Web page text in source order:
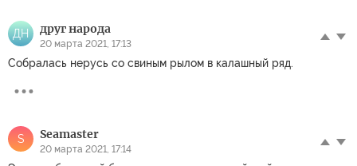
ДН друг народа
20 марта 2021, 17:13
Собралась нерусь со свиным рылом в калашный ряд.
S Seamaster
20 марта 2021, 17:14